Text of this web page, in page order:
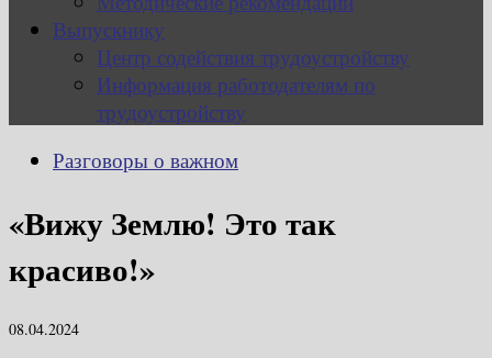
Выпускнику
Центр содействия трудоустройству
Информация работодателям по
трудоустройству
Разговоры о важном
«Вижу Землю! Это так
красиво!»
08.04.2024